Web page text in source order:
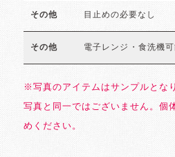
その他 目止めの必要なし
その他 電子レンジ・食洗機
※写真のアイテムはサンプルとな
写真と同一ではございません。個
めください。